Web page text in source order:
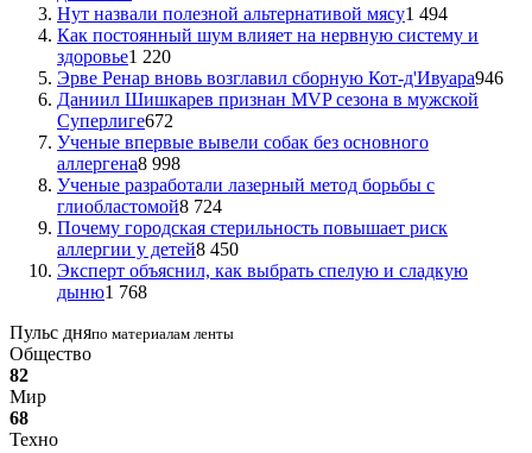
Нут назвали полезной альтернативой мясу1 494
Как постоянный шум влияет на нервную систему и
здоровье1 220
Эрве Ренар вновь возглавил сборную Кот-д'Ивуара946
Даниил Шишкарев признан MVP сезона в мужской
Суперлиге672
Ученые впервые вывели собак без основного
аллергена8 998
Ученые разработали лазерный метод борьбы с
глиобластомой8 724
Почему городская стерильность повышает риск
аллергии у детей8 450
Эксперт объяснил, как выбрать спелую и сладкую
дыню1 768
Пульс дняпо материалам ленты
Общество
82
Мир
68
Техно